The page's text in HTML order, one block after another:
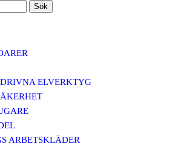
Sök
ELVERKTYG
ARBETSKLÄDER